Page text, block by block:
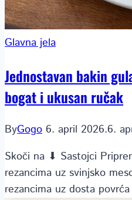
Glavna jela
Jednostavan bakin
bogat i ukusan ručak
ByGogo 6. april 2026.6.
Skoči na ⬇ Sastojci
rezancima uz svinjsko
rezancima uz dosta